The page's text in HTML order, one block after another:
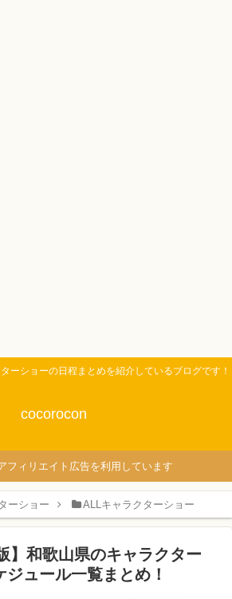
ーショーの日程まとめを紹介しているブログです！
cocorocon
フィリエイト広告を利用しています
ーショー ALLキャラクターショー
】和歌山県のキャラクター
ジュール一覧まとめ！